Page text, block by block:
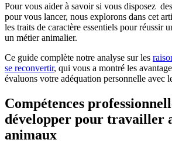
Pour vous aider à savoir si vous disposez
pour vous lancer, nous explorons dans cet
les traits de caractère essentiels pour réussir
un métier animalier.
Ce guide complète notre analyse sur les
se reconvertir, qui vous a montré les
évaluons votre adéquation personnelle avec
Compétences
développer pour travailler
animaux